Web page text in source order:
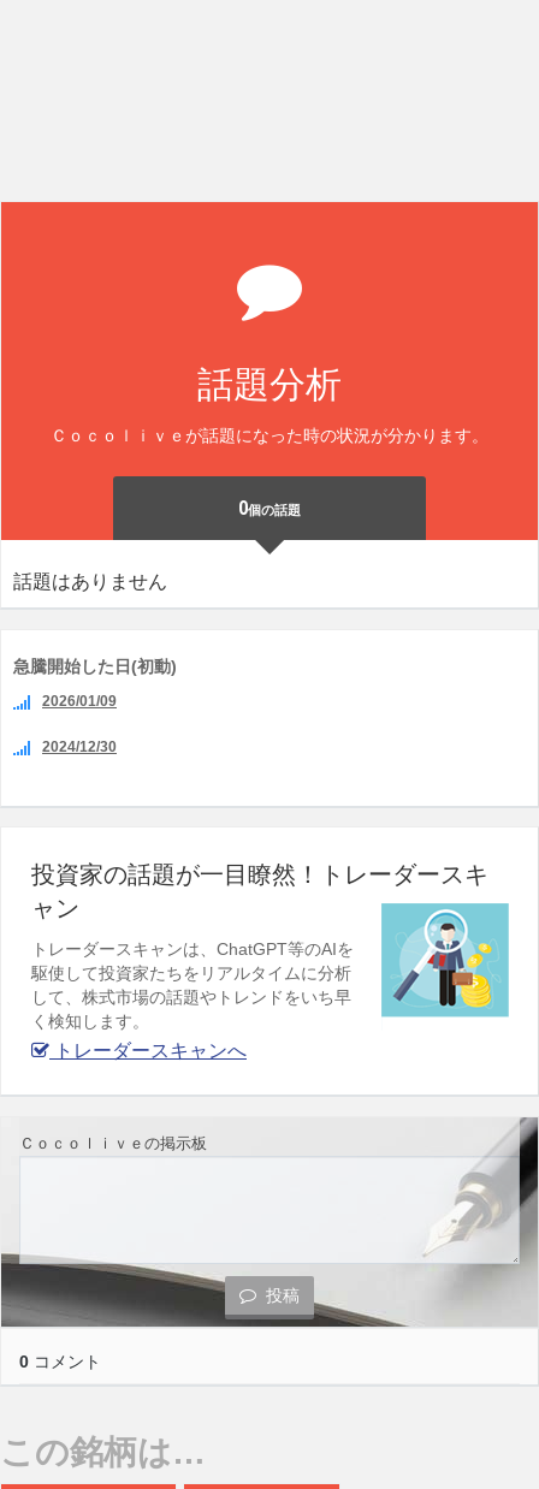
話題分析
Ｃｏｃｏｌｉｖｅが話題になった時の状況が分かります。
0個の話題
話題はありません
急騰開始した日(初動)
2026/01/09
2024/12/30
投資家の話題が一目瞭然！トレーダースキ
ャン
トレーダースキャンは、ChatGPT等のAIを
駆使して投資家たちをリアルタイムに分析
して、株式市場の話題やトレンドをいち早
く検知します。
トレーダースキャンへ
Ｃｏｃｏｌｉｖｅの掲示板
投稿
0 コメント
この銘柄は…